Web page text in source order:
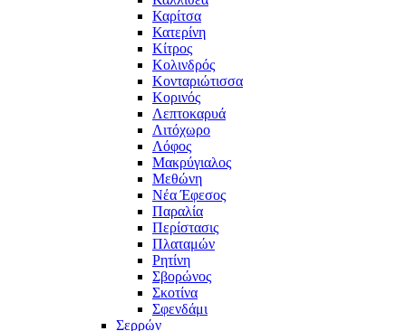
Καρίτσα
Κατερίνη
Κίτρος
Κολινδρός
Κονταριώτισσα
Κορινός
Λεπτοκαρυά
Λιτόχωρο
Λόφος
Μακρύγιαλος
Μεθώνη
Νέα Έφεσος
Παραλία
Περίστασις
Πλαταμών
Ρητίνη
Σβορώνος
Σκοτίνα
Σφενδάμι
Σερρών